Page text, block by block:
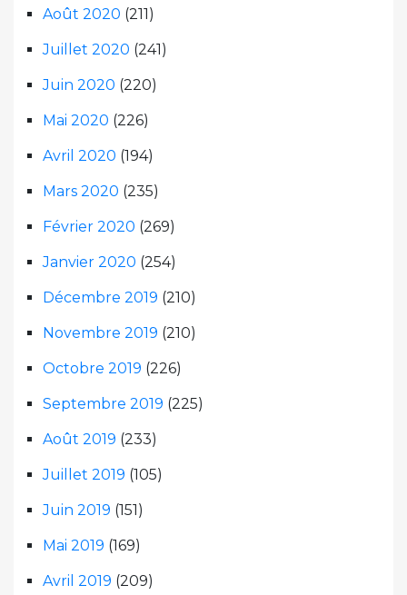
Août 2020 (211)
Juillet 2020 (241)
Juin 2020 (220)
Mai 2020 (226)
Avril 2020 (194)
Mars 2020 (235)
Février 2020 (269)
Janvier 2020 (254)
Décembre 2019 (210)
Novembre 2019 (210)
Octobre 2019 (226)
Septembre 2019 (225)
Août 2019 (233)
Juillet 2019 (105)
Juin 2019 (151)
Mai 2019 (169)
Avril 2019 (209)